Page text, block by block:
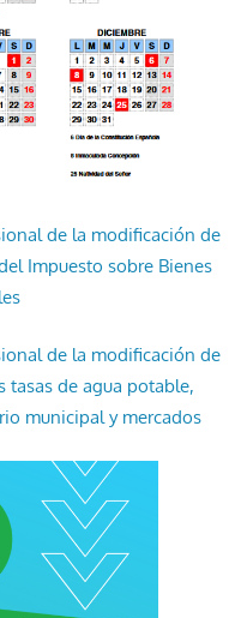
de la modificación de
Impuesto sobre Bienes
de la modificación de
tasas de agua potable,
municipal y mercados